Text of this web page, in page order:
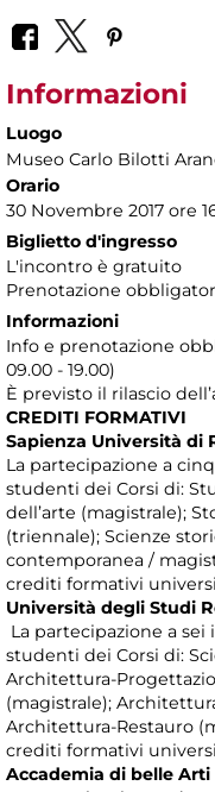
Informazioni
Luogo
Museo Carlo Bilotti
Orario
30 Novembre 2017 ore
Biglietto d'ingresso
L'incontro è gratuito
Prenotazione
Informazioni
Info e prenotazione
09.00 - 19.00)
È previsto il rilascio
CREDITI FORMATIVI
Sapienza Università di
La partecipazione a
studenti dei Corsi di:
dell’arte (magistrale);
(triennale); Scienze
contemporanea /
crediti formativi
Università degli Studi
La partecipazione a
studenti dei Corsi di:
Architettura-
(magistrale);
Architettura-Restauro
crediti formativi
Accademia di belle Arti